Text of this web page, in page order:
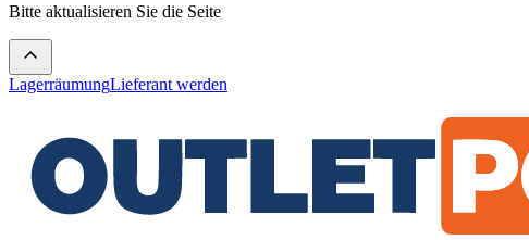
Bitte aktualisieren Sie die Seite
LagerräumungLieferant werden